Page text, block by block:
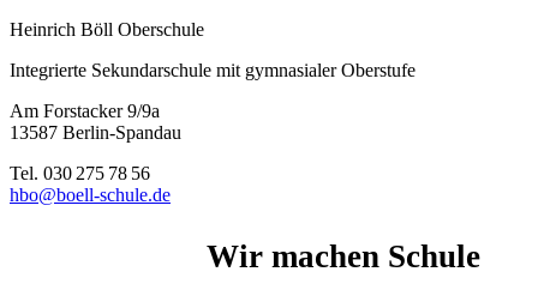
Heinrich Böll Oberschule
Integrierte Sekundarschule mit gymnasialer Oberstufe
Am Forstacker 9/9a
13587 Berlin-Spandau
Tel. 030 275 78 56
hbo@boell-schule.de
Wir machen Schule